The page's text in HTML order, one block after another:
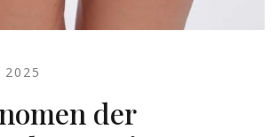
2025
der